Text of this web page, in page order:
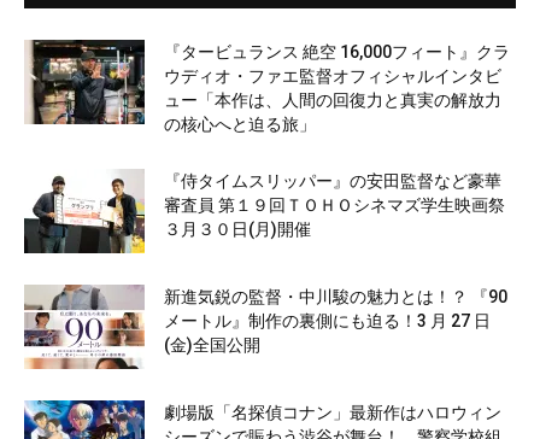
『タービュランス 絶空 16,000フィート』クラ
ウディオ・ファエ監督オフィシャルインタビ
ュー「本作は、人間の回復力と真実の解放力
の核心へと迫る旅」
『侍タイムスリッパー』の安田監督など豪華
審査員 第１９回ＴＯＨＯシネマズ学生映画祭
３月３０日(月)開催
新進気鋭の監督・中川駿の魅力とは！？ 『90
メートル』制作の裏側にも迫る！3 月 27 日
(金)全国公開
劇場版「名探偵コナン」最新作はハロウィン